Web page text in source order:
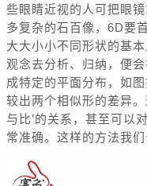
些眼睛近视的人可把眼
多复杂的石百像，6D要
大大小小不同形状的基
观念去分析、归纳，便
成特定的平面分布，如
较出两个相似形的差异
与比’的关系，甚至可以
常准确。这样的方法我